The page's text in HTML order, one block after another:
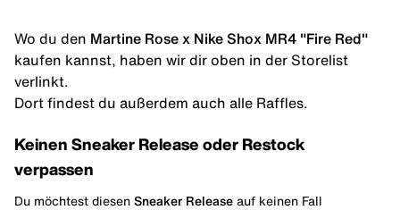
Wo du den Martine Rose x Nike Shox MR4 "Fire Red"
kaufen kannst, haben wir dir oben in der Storelist
verlinkt.
Dort findest du außerdem auch alle Raffles.
Keinen Sneaker Release oder Restock
verpassen
Du möchtest diesen Sneaker Release auf keinen Fall